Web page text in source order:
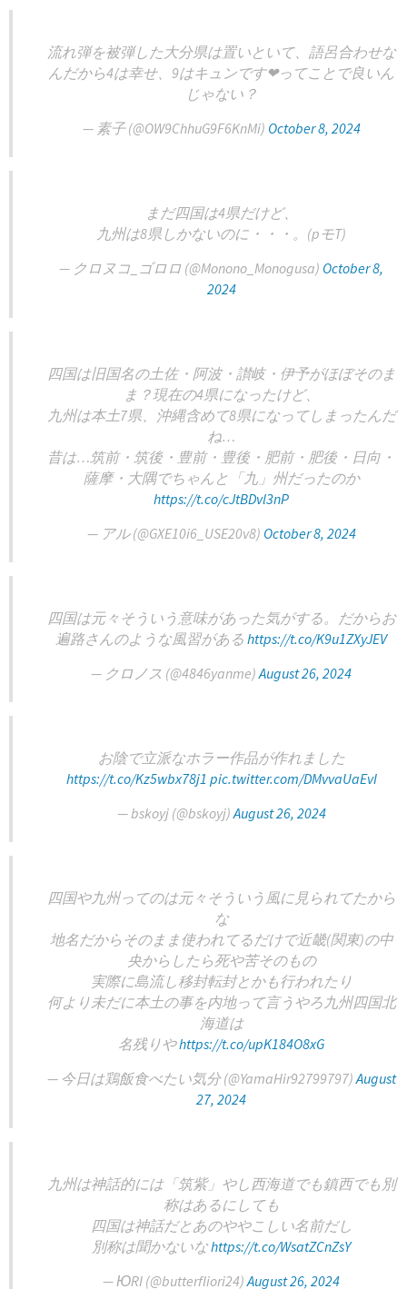
流れ弾を被弾した大分県は置いといて、語呂合わせな
んだから4は幸せ、9はキュンです❤ってことで良いん
じゃない？
— 素子 (@OW9ChhuG9F6KnMi) October 8, 2024
まだ四国は4県だけど、
九州は8県しかないのに・・・。(pモT)
— クロヌコ_ゴロロ (@Monono_Monogusa) October 8,
2024
四国は旧国名の土佐・阿波・讃岐・伊予がほぼそのま
ま？現在の4県になったけど、
九州は本土7県、沖縄含めて8県になってしまったんだ
ね…
昔は…筑前・筑後・豊前・豊後・肥前・肥後・日向・
薩摩・大隅でちゃんと「九」州だったのか
https://t.co/cJtBDvl3nP
— アル (@GXE10i6_USE20v8) October 8, 2024
四国は元々そういう意味があった気がする。だからお
遍路さんのような風習がある https://t.co/K9u1ZXyJEV
— クロノス (@4846yanme)August 26, 2024
お陰で立派なホラー作品が作れました
https://t.co/Kz5wbx78j1 pic.twitter.com/DMvvaUaEvI
— bskoyj (@bskoyj)August 26, 2024
四国や九州ってのは元々そういう風に見られてたから
な
地名だからそのまま使われてるだけで近畿(関東)の中
央からしたら死や苦そのもの
実際に島流し移封転封とかも行われたり
何より未だに本土の事を内地って言うやろ九州四国北
海道は
名残りやhttps://t.co/upK184O8xG
— 今日は鶏飯食べたい気分 (@YamaHir92799797)August
27, 2024
九州は神話的には「筑紫」やし西海道でも鎮西でも別
称はあるにしても
四国は神話だとあのややこしい名前だし
別称は聞かないなhttps://t.co/WsatZCnZsY
— ЮRI (@butterfliori24)August 26, 2024